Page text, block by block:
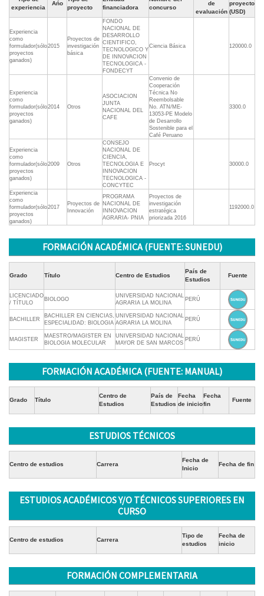
experiencia
Ańo
proyecto
financiadora
concurso
de
evaluación
proyecto
(USD)
Experiencia
como
formulador(sólo
proyectos
ganados)
2015
Proyectos de
investigación
básica
FONDO
NACIONAL DE
DESARROLLO
CIENTIFICO,
TECNOLOGICO Y
DE INNOVACION
TECNOLOGICA -
FONDECYT
Ciencia Básica 120000.0
Experiencia
como
formulador(sólo
proyectos
ganados)
2014 Otros
ASOCIACION
JUNTA
NACIONAL DEL
CAFE
Convenio de
Cooperación
Técnica No
Reembolsable
No. ATN/ME-
13053-PE Modelo
de Desarrollo
Sostenible para el
Café Peruano
3300.0
Experiencia
como
formulador(sólo
proyectos
ganados)
2009 Otros
CONSEJO
NACIONAL DE
CIENCIA,
TECNOLOGIA E
INNOVACION
TECNOLOGICA -
CONCYTEC
Procyt 30000.0
Experiencia
como
formulador(sólo
proyectos
ganados)
2017
Proyectos de
Innovación
PROGRAMA
NACIONAL DE
INNOVACION
AGRARIA- PNIA
Proyectos de
investigación
estratégica
priorizada 2016
1192000.0
FORMACIÓN ACADÉMICA (FUENTE: SUNEDU)
Grado Título Centro de Estudios
País de
Estudios
Fuente
LICENCIADO
/ TÍTULO
BIOLOGO
UNIVERSIDAD NACIONAL
AGRARIA LA MOLINA
PERÚ
BACHILLER
BACHILLER EN CIENCIAS,
ESPECIALIDAD: BIOLOGIA
UNIVERSIDAD NACIONAL
AGRARIA LA MOLINA
PERÚ
MAGISTER
MAESTRO/MAGISTER EN
BIOLOGIA MOLECULAR
UNIVERSIDAD NACIONAL
MAYOR DE SAN MARCOS
PERÚ
FORMACIÓN ACADÉMICA (FUENTE: MANUAL)
Grado Título
Centro de
Estudios
País de
Estudios
Fecha
de inicio
Fecha
fin
Fuente
ESTUDIOS TÉCNICOS
Centro de estudios Carrera
Fecha de
Inicio
Fecha de fin
ESTUDIOS ACADÉMICOS Y/O TÉCNICOS SUPERIORES EN
CURSO
Centro de estudios Carrera
Tipo de
estudios
Fecha de
inicio
FORMACIÓN COMPLEMENTARIA